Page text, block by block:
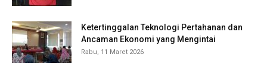
Ketertinggalan Teknologi Pertahanan dan
Ancaman Ekonomi yang Mengintai
Rabu, 11 Maret 2026